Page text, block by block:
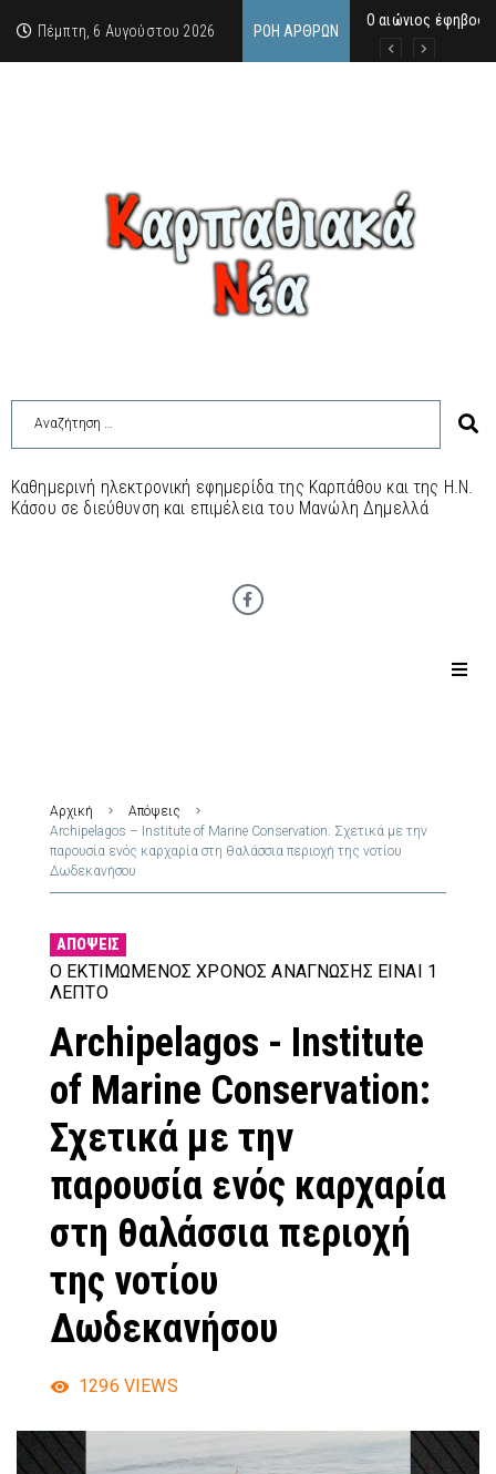
Πέμπτη, 6 Αυγούστου 2026 ΡΟΉ ΆΡΘΡΩΝ
Ο αιώνιος έφηβος
Δικαστική
Άμεση
Καθημερινή ηλεκτρονική εφημερίδα της Καρπάθου και της Η.Ν.
Κάσου σε διεύθυνση και επιμέλεια του Μανώλη Δημελλά
Αρχική
Απόψεις
Archipelagos – Institute of Marine Conservation: Σχετικά με την
παρουσία ενός καρχαρία στη θαλάσσια περιοχή της νοτίου
Δωδεκανήσου
ΑΠΌΨΕΙΣ
Ο ΕΚΤΙΜΏΜΕΝΟΣ ΧΡΌΝΟΣ ΑΝΆΓΝΩΣΗΣ ΕΊΝΑΙ 1
ΛΕΠΤΌ
Archipelagos - Institute
of Marine Conservation:
Σχετικά με την
παρουσία ενός καρχαρία
στη θαλάσσια περιοχή
της νοτίου
Δωδεκανήσου
1296 VIEWS